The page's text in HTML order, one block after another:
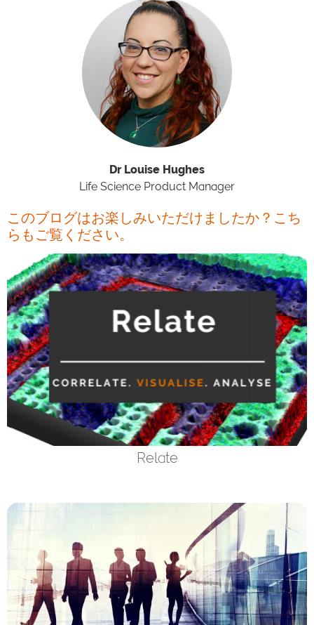
Dr Louise Hughes
Life Science Product Manager
このブログはお楽しみいただけましたか？こち
らもご覧ください。
Relate